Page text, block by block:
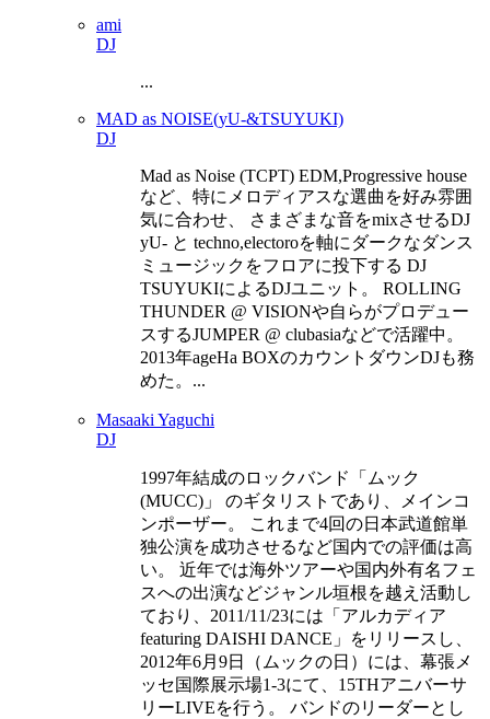
ami
DJ
...
MAD as NOISE(yU-&TSUYUKI)
DJ
Mad as Noise (TCPT) EDM,Progressive house
など、特にメロディアスな選曲を好み雰囲
気に合わせ、 さまざまな音をmixさせるDJ
yU- と techno,electoroを軸にダークなダンス
ミュージックをフロアに投下する DJ
TSUYUKIによるDJユニット。 ROLLING
THUNDER @ VISIONや自らがプロデュー
スするJUMPER @ clubasiaなどで活躍中。
2013年ageHa BOXのカウントダウンDJも務
めた。...
Masaaki Yaguchi
DJ
1997年結成のロックバンド「ムック
(MUCC)」 のギタリストであり、メインコ
ンポーザー。 これまで4回の日本武道館単
独公演を成功させるなど国内での評価は高
い。 近年では海外ツアーや国内外有名フェ
スへの出演などジャンル垣根を越え活動し
ており、2011/11/23には「アルカディア
featuring DAISHI DANCE」をリリースし、
2012年6月9日（ムックの日）には、幕張メ
ッセ国際展示場1-3にて、15THアニバーサ
リーLIVEを行う。 バンドのリーダーとし